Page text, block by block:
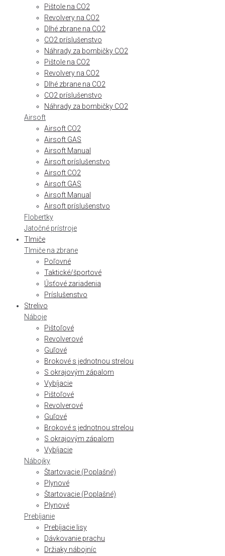
Pištole na CO2
Revolvery na CO2
Dlhé zbrane na CO2
CO2 príslušenstvo
Náhrady za bombičky CO2
Pištole na CO2
Revolvery na CO2
Dlhé zbrane na CO2
CO2 príslušenstvo
Náhrady za bombičky CO2
Airsoft
Airsoft CO2
Airsoft GAS
Airsoft Manual
Airsoft príslušenstvo
Airsoft CO2
Airsoft GAS
Airsoft Manual
Airsoft príslušenstvo
Flobertky
Jatočné prístroje
Tlmiče
Tlmiče na zbrane
Poľovné
Taktické/športové
Úsťové zariadenia
Príslušenstvo
Strelivo
Náboje
Pištoľové
Revolverové
Guľové
Brokové s jednotnou strelou
S okrajovým zápalom
Vybíjacie
Pištoľové
Revolverové
Guľové
Brokové s jednotnou strelou
S okrajovým zápalom
Vybíjacie
Nábojky
Štartovacie (Poplašné)
Plynové
Štartovacie (Poplašné)
Plynové
Prebíjanie
Prebíjacie lisy
Dávkovanie prachu
Držiaky nábojníc